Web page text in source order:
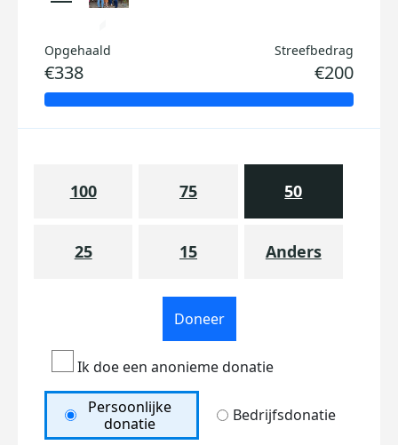
Opgehaald
€338
Streefbedrag
€200
100 75 50
25 15 Anders
Doneer
Ik doe een anonieme donatie
Persoonlijke
donatie
Bedrijfsdonatie